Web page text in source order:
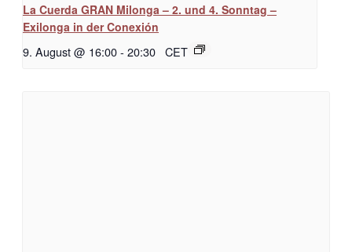
La Cuerda GRAN Milonga – 2. und 4. Sonntag –
Exilonga in der Conexión
9. August @ 16:00- 20:30 CET